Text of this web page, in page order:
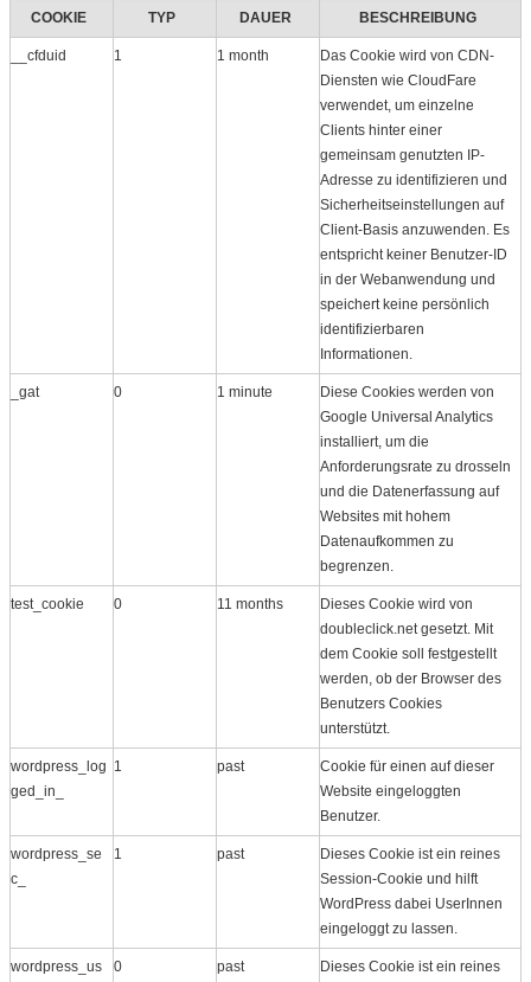
COOKIE TYP DAUER BESCHREIBUNG
__cfduid 1 1 month
Das Cookie wird von CDN-
Diensten wie CloudFare
verwendet, um einzelne
Clients hinter einer
gemeinsam genutzten IP-
Adresse zu identifizieren und
Sicherheitseinstellungen auf
Client-Basis anzuwenden. Es
entspricht keiner Benutzer-ID
in der Webanwendung und
speichert keine persönlich
identifizierbaren
Informationen.
_gat 0 1 minute
Diese Cookies werden von
Google Universal Analytics
installiert, um die
Anforderungsrate zu drosseln
und die Datenerfassung auf
Websites mit hohem
Datenaufkommen zu
begrenzen.
test_cookie 0 11 months
Dieses Cookie wird von
doubleclick.net gesetzt. Mit
dem Cookie soll festgestellt
werden, ob der Browser des
Benutzers Cookies
unterstützt.
wordpress_log
ged_in_
1 past
Cookie für einen auf dieser
Website eingeloggten
Benutzer.
wordpress_se
c_
1 past
Dieses Cookie ist ein reines
Session-Cookie und hilft
WordPress dabei UserInnen
eingeloggt zu lassen.
wordpress_us
0 past
Dieses Cookie ist ein reines